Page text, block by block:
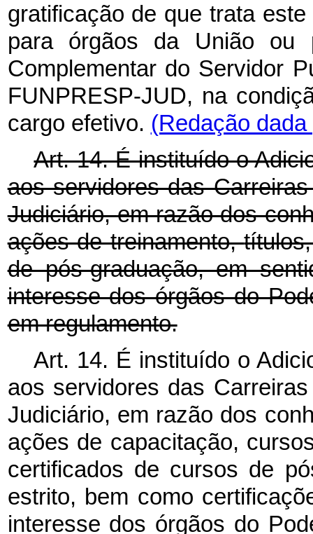
gratificação de que trata
para órgãos da União ou
Complementar do Servidor
FUNPRESP-JUD, na
cargo efetivo. (Redação
Art. 14. É instituído o
aos servidores das
Judiciário,em razão dos
ações de treinamento,
de pós-graduação, em
interesse dos órgãos do
em regulamento.
Art. 14. É instituído o
aos servidores das
Judiciário, em razão dos
ações de capacitação,
certificados de cursos de
estrito, bem como
interesse dos órgãos do